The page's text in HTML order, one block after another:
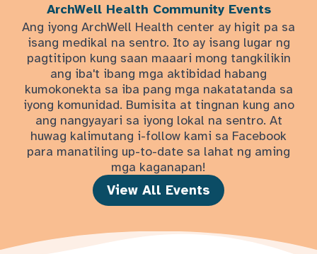
ArchWell Health Community Events
Ang iyong ArchWell Health center ay higit pa sa
isang medikal na sentro. Ito ay isang lugar ng
pagtitipon kung saan maaari mong tangkilikin
ang iba't ibang mga aktibidad habang
kumokonekta sa iba pang mga nakatatanda sa
iyong komunidad. Bumisita at tingnan kung ano
ang nangyayari sa iyong lokal na sentro. At
huwag kalimutang i-follow kami sa Facebook
para manatiling up-to-date sa lahat ng aming
mga kaganapan!
View All Events